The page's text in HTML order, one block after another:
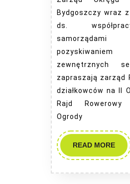
Bydgoszczy wraz
ds.
pozyskiwaniem
zewnętrznych
zapraszają zarząd
działkowców na II
Rajd Rowerowy
Ogrody
READ MORE